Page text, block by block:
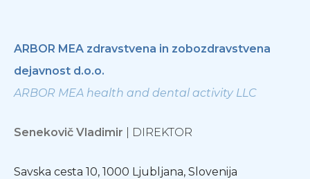
ARBOR MEA zdravstvena in zobozdravstvena
dejavnost d.o.o.
ARBOR MEA health and dental activity LLC
Senekovič Vladimir | DIREKTOR
Savska cesta 10, 1000 Ljubljana, Slovenija